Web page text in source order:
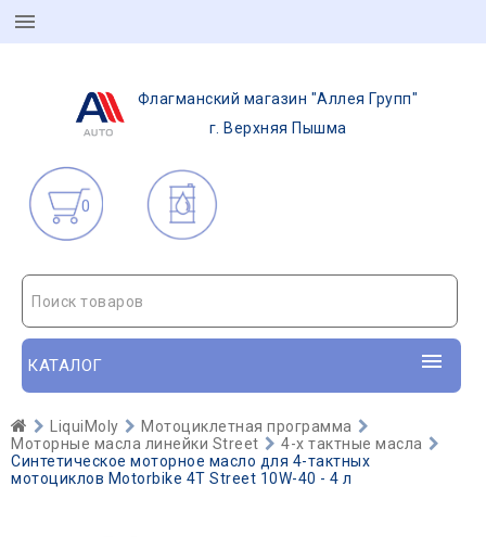
Флагманский магазин "Аллея Групп"
г. Верхняя Пышма
0
Поиск товаров
КАТАЛОГ
LiquiMoly
Мотоциклетная программа
Моторные масла линейки Street
4-х тактные масла
Синтетическое моторное масло для 4-тактных
мотоциклов Motorbike 4T Street 10W-40 - 4 л